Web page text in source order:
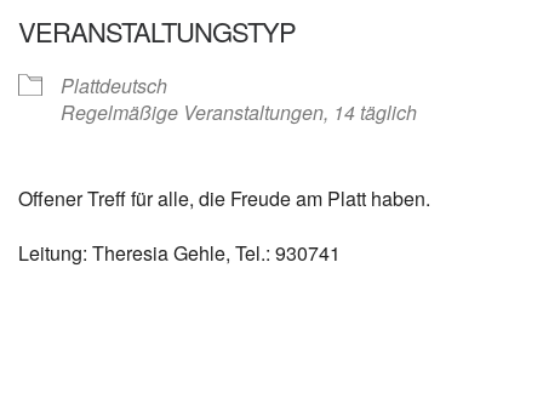
VERANSTALTUNGSTYP
Plattdeutsch
Regelmäßige Veranstaltungen, 14 täglich
Offener Treff für alle, die Freude am Platt haben.
Leitung: Theresia Gehle, Tel.: 930741